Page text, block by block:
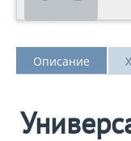
Описание